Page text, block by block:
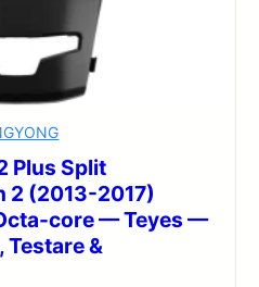
Plus Split
2 (2013-2017)
core — Teyes —
Testare &